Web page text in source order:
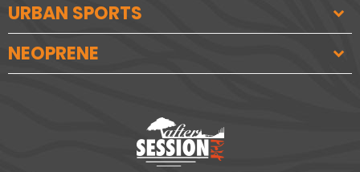
URBAN SPORTS
NEOPRENE